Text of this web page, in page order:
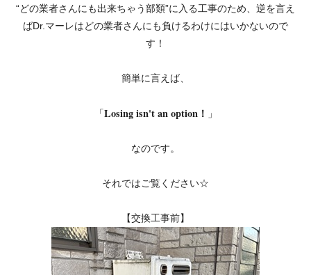
“どの業者さんにも出来ちゃう部類”に入る工事のため、逆を言え
ばDr.マーレはどの業者さんにも負けるわけにはいかないので
す！
簡単に言えば、
「Losing isn't an option！ 」
なのです。
それではご覧ください☆
【交換工事前】